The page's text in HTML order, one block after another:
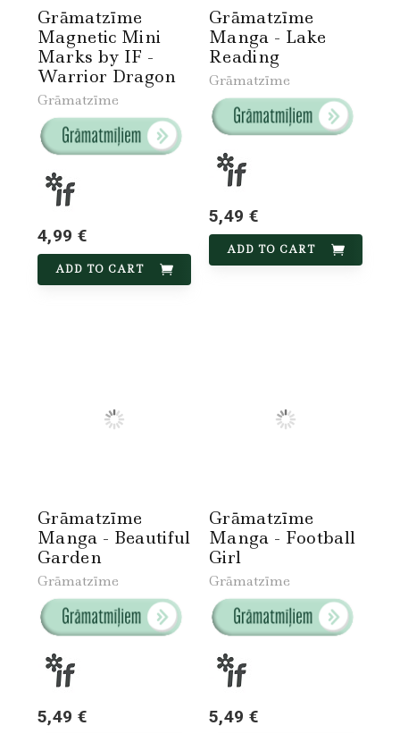
Grāmatzīme
Magnetic Mini
Marks by IF -
Warrior Dragon
Grāmatzīme
4,99 €
ADD TO CART
Grāmatzīme
Manga - Lake
Reading
Grāmatzīme
5,49 €
ADD TO CART
Grāmatzīme
Manga - Beautiful
Garden
Grāmatzīme
5,49 €
Grāmatzīme
Manga - Football
Girl
Grāmatzīme
5,49 €